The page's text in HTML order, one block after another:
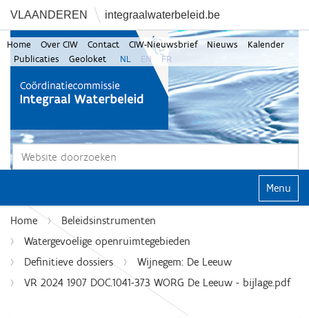
VLAANDEREN integraalwaterbeleid.be
Zoek
Home Over CIW Contact CIW-Nieuwsbrief Nieuws
Kalender
Publicaties
Geoloket NL EN FR
Klap
Home
Beleidsinstrumenten
Watergevoelige openruimtegebieden
Definitieve dossiers
Wijnegem: De Leeuw
VR 2024 1907 DOC.1041-373 WORG De Leeuw - bijlage.pdf